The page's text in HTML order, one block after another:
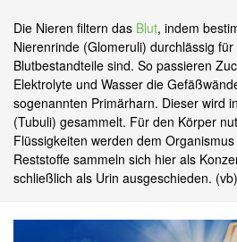
Die Nieren filtern das Blut, indem
Nierenrinde (Glomeruli) durchlässig
Blutbestandteile sind. So passieren
Elektrolyte und Wasser die
sogenannten Primärharn. Dieser wird
(Tubuli) gesammelt. Für den Körper
Flüssigkeiten werden dem
Reststoffe sammeln sich hier als
schließlich als Urin ausgeschieden. (vb)